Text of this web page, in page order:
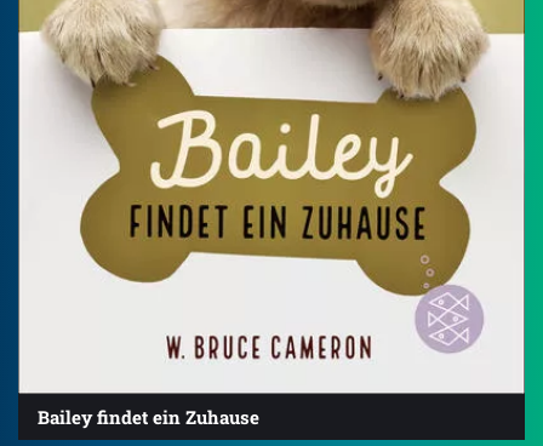
Bailey findet ein Zuhause